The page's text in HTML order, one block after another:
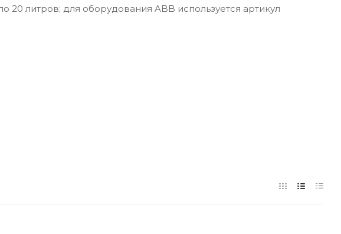
20 литров; для оборудования ABB используется артикул